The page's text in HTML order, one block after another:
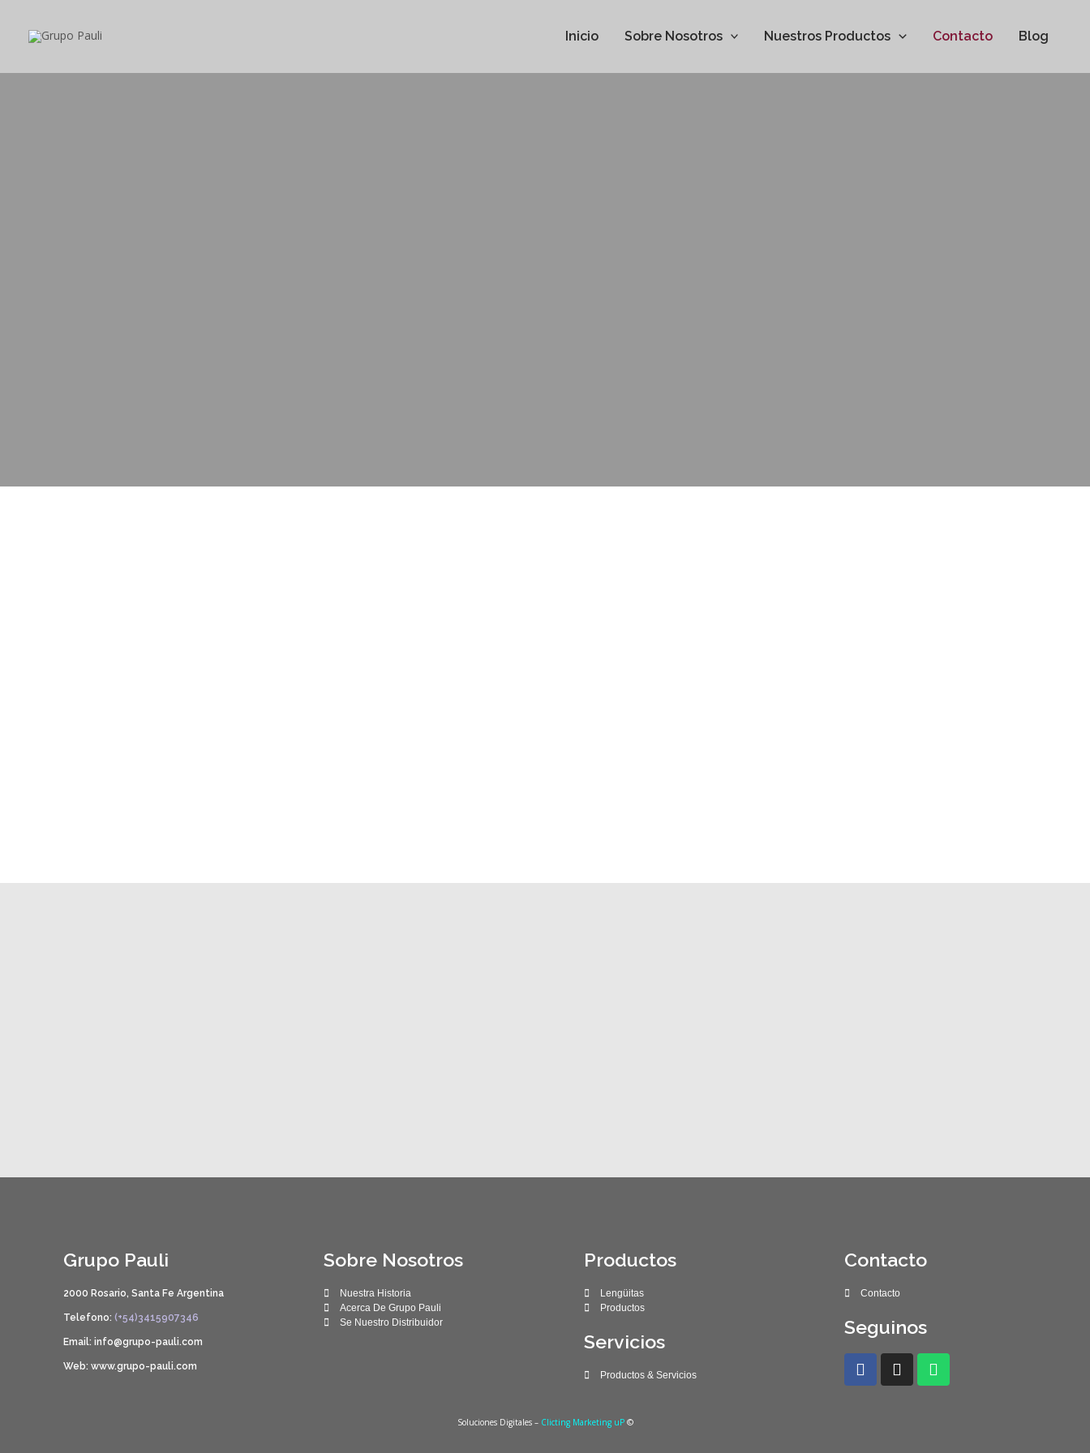
Inicio Sobre Nosotros Nuestros Productos Contacto Blog
Grupo Pauli
2000 Rosario, Santa Fe Argentina
Telefono: (+54)3415907346
Email: info@grupo-pauli.com
Web: www.grupo-pauli.com
Sobre Nosotros
Nuestra Historia
Acerca De Grupo Pauli
Se Nuestro Distribuidor
Productos
Lengüitas
Productos
Servicios
Productos & Servicios
Contacto
Contacto
Seguinos
Soluciones Digitales – Clicting Marketing uP©